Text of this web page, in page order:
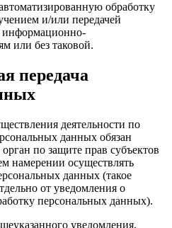
обработку
и/или передачей
или без таковой.
передача
деятельности по
данных обязан
по защите прав субъектов
намерении осуществлять
данных (такое
от уведомления о
персональных данных).
уведомления,